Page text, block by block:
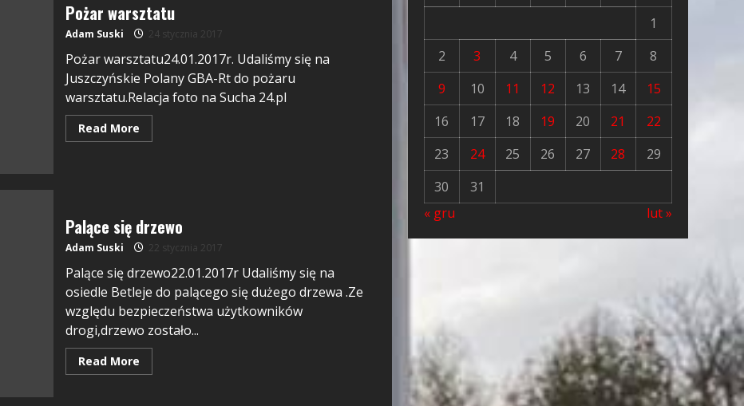
Pożar warsztatu
Adam Suski 24 stycznia 2017
Pożar warsztatu24.01.2017r. Udaliśmy się na
Juszczyńskie Polany GBA-Rt do pożaru
warsztatu.Relacja foto na Sucha 24.pl
Read More
Palące się drzewo
Adam Suski 22 stycznia 2017
Palące się drzewo22.01.2017r Udaliśmy się na
osiedle Betleje do palącego się dużego drzewa .Ze
względu bezpieczeństwa użytkowników
drogi,drzewo zostało...
Read More
1
2
3 4 5 6 7
8
9
10 11 12 13 14
15
16
17 18 19 20 21
22
23
24 25 26 27 28
29
30
31
« gru
lut »